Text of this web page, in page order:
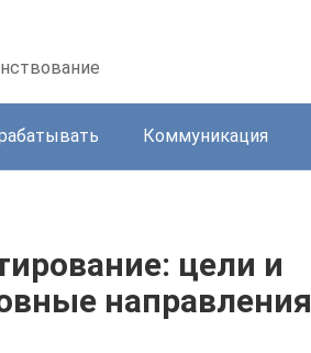
Коммуникация
цели и
направления